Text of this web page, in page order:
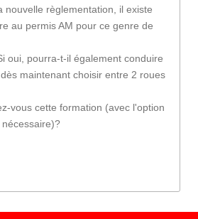
nouvelle règlementation, il existe
au permis AM pour ce genre de
oui, pourra-t-il également conduire
maintenant choisir entre 2 roues
vous cette formation (avec l'option